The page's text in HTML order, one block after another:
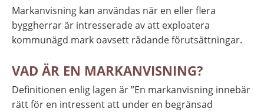
Markanvisning kan användas när en eller flera
byggherrar är intresserade av att exploatera
kommunägd mark oavsett rådande förutsättningar.
VAD ÄR EN MARKANVISNING?
Definitionen enlig lagen är ”En markanvisning innebär
rätt för en intressent att under en begränsad